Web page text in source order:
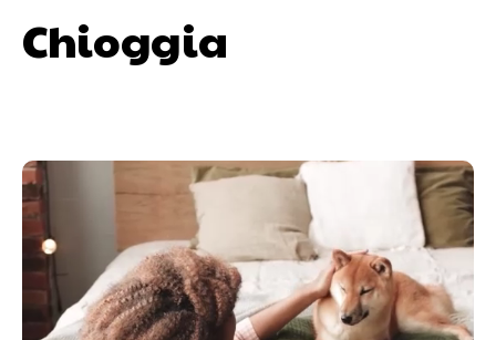
Chioggia